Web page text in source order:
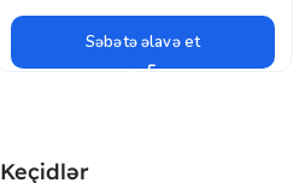
Səbətə əlavə et
Keçidlər